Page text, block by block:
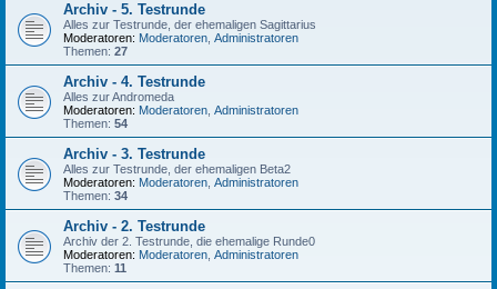
Archiv - 5. Testrunde
Alles zur Testrunde, der ehemaligen Sagittarius
Moderatoren: Moderatoren Administratoren
Themen: 27
Archiv - 4. Testrunde
Alles zur Andromeda
Moderatoren: Moderatoren Administratoren
Themen: 54
Archiv - 3. Testrunde
Alles zur Testrunde, der ehemaligen Beta2
Moderatoren: Moderatoren Administratoren
Themen: 34
Archiv - 2. Testrunde
Archiv der 2. Testrunde, die ehemalige Runde0
Moderatoren: Moderatoren Administratoren
Themen: 11